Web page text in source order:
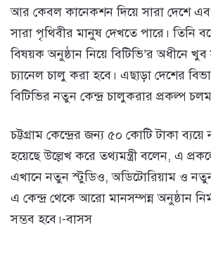
আর কেবল কানেকশন দিয়ে সারা দেশে
সারা পৃথিবীর মানুষ দেখতে পারে। তিনি
বিষয়ক অনুষ্ঠান নিয়ে বিটিভি’র অধীনে
চ্যানেল চালু করা হবে। এছাড়া দেশের
বিটিভির নতুন কেন্দ্র চালুকরার প্রকল্প
চট্টগ্রাম কেন্দ্রের জন্য ৫০ কোটি টাকা
হয়েছে উল্লেখ করে তথ্যমন্ত্রী বলেন, এ
এখানে নতুন স্টুডিও, অডিটোরিয়াম ও
এ কেন্দ্র থেকে আরো মানসম্পন্ন অনুষ্ঠান
সম্ভব হবে।-বাসস